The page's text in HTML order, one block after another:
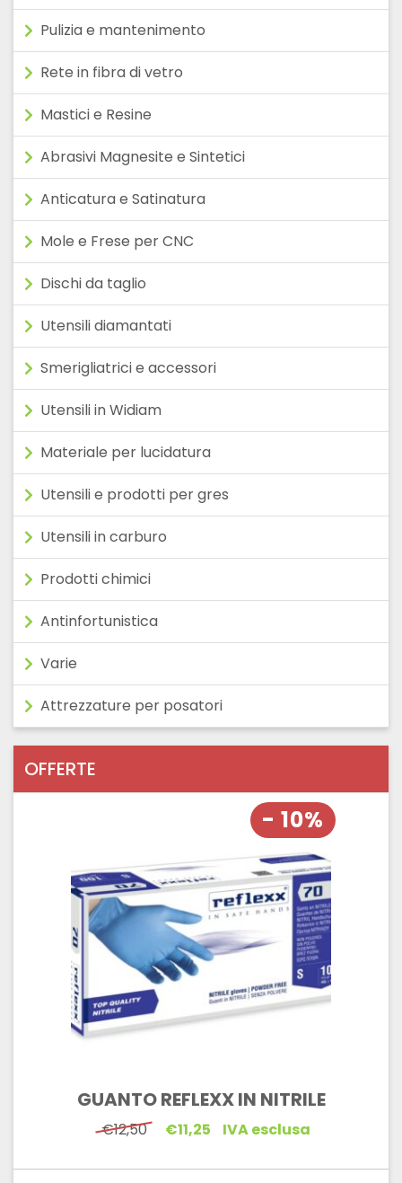
Pulizia e mantenimento
Rete in fibra di vetro
Mastici e Resine
Abrasivi Magnesite e Sintetici
Anticatura e Satinatura
Mole e Frese per CNC
Dischi da taglio
Utensili diamantati
Smerigliatrici e accessori
Utensili in Widiam
Materiale per lucidatura
Utensili e prodotti per gres
Utensili in carburo
Prodotti chimici
Antinfortunistica
Varie
Attrezzature per posatori
OFFERTE
- 10%
GUANTO REFLEXX IN NITRILE
€12,50 Il
era:
€11,25
Il
è:
IVA esclusa